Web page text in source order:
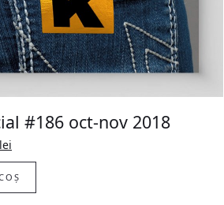
#186 oct-nov 2018
lei
curent
este:
15,00 lei.